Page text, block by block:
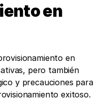
en
en
pero también
y precauciones para
exitoso.